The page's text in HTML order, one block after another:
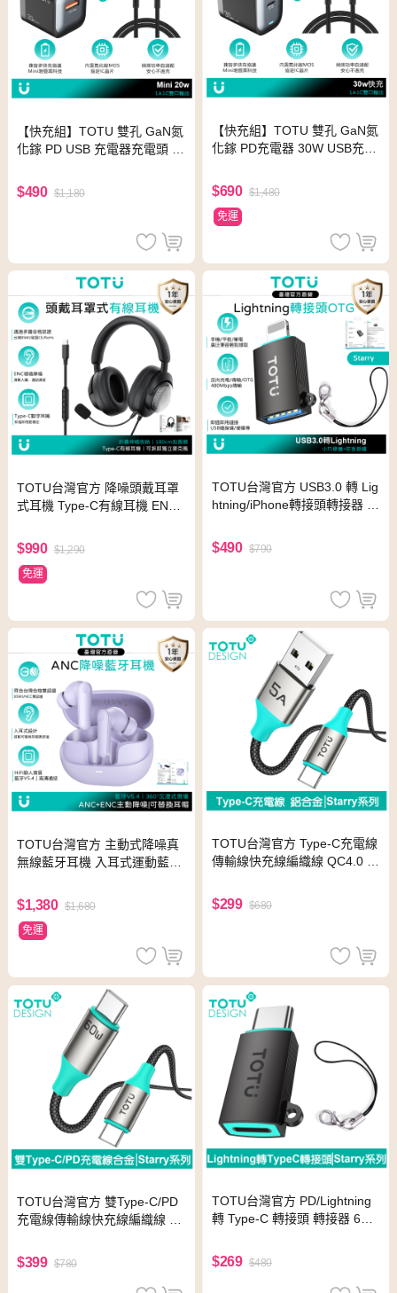
【快充組】TOTU 雙孔 GaN氮
化鎵 PD USB 充電器充電頭 2
$490 $1,180
【快充組】TOTU 雙孔 GaN氮
化鎵 PD充電器 30W USB充電
$690 $1,480
免運
TOTU台灣官方 降噪頭戴耳罩
式耳機 Type-C有線耳機 ENC
M系列
$990 $1,290
免運
TOTU台灣官方 USB3.0 轉 Lig
htning/iPhone轉接頭轉接器 O
碟/硬碟
$490 $790
TOTU台灣官方 主動式降噪真
無線藍牙耳機 入耳式運動藍芽
色
$1,380 $1,680
免運
TOTU台灣官方 Type-C充電線
傳輸線快充線編織線 QC4.0 St
$299 $680
TOTU台灣官方 雙Type-C/PD
充電線傳輸線快充線編織線 Q
$399 $780
TOTU台灣官方 PD/Lightning
轉 Type-C 轉接頭 轉接器 60W
$269 $480